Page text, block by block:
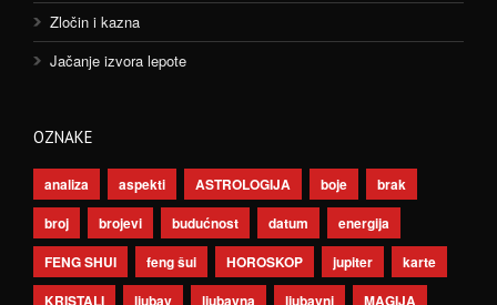
Zločin i kazna
Jačanje izvora lepote
OZNAKE
analiza aspekti ASTROLOGIJA boje
brak
broj
brojevi budućnost datum
energija
FENG SHUI
feng šui HOROSKOP jupiter
karte
KRISTALI
ljubav ljubavna ljubavni MAGIJA